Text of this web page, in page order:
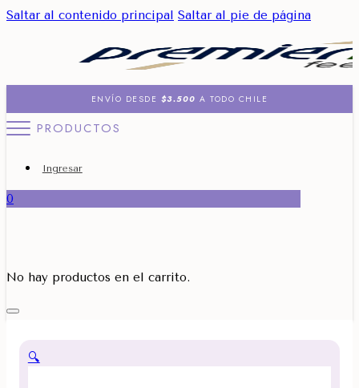
Saltar al contenido principal Saltar al pie de página
ENVÍO DESDE $3.500 A TODO CHILE
PRODUCTOS
Ingresar
0
No hay productos en el carrito.
🔍